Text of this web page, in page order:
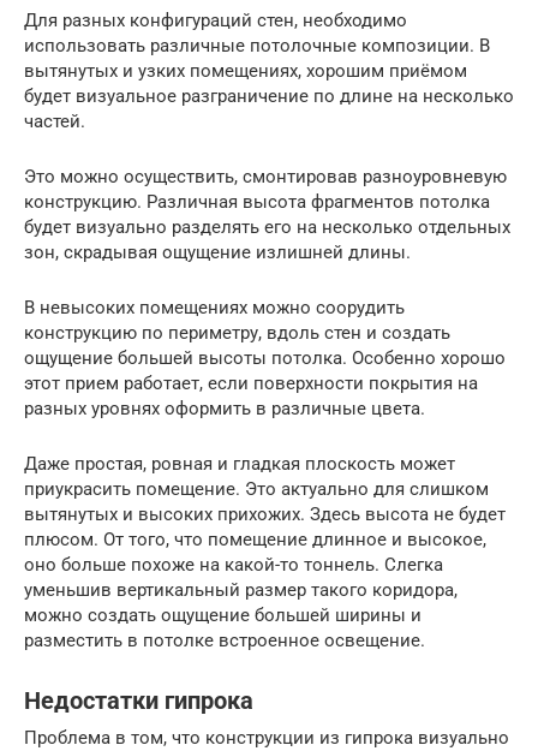
Для разных конфигураций стен, необходимо
использовать различные потолочные композиции. В
вытянутых и узких помещениях, хорошим приёмом
будет визуальное разграничение по длине на несколько
частей.
Это можно осуществить, смонтировав разноуровневую
конструкцию. Различная высота фрагментов потолка
будет визуально разделять его на несколько отдельных
зон, скрадывая ощущение излишней длины.
В невысоких помещениях можно соорудить
конструкцию по периметру, вдоль стен и создать
ощущение большей высоты потолка. Особенно хорошо
этот прием работает, если поверхности покрытия на
разных уровнях оформить в различные цвета.
Даже простая, ровная и гладкая плоскость может
приукрасить помещение. Это актуально для слишком
вытянутых и высоких прихожих. Здесь высота не будет
плюсом. От того, что помещение длинное и высокое,
оно больше похоже на какой-то тоннель. Слегка
уменьшив вертикальный размер такого коридора,
можно создать ощущение большей ширины и
разместить в потолке встроенное освещение.
Недостатки гипрока
Проблема в том, что конструкции из гипрока визуально